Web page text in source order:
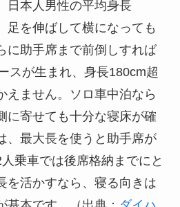
日本人男性の平均身長
足を伸ばして横になっても
に助手席まで前倒しすれば
スが生まれ、身長180cm超
えません。ソロ車中泊なら
に寄せても十分な寝床が確
、最大長を使うと助手席が
乗車では後席格納までにと
を活かすなら、寝る向きは